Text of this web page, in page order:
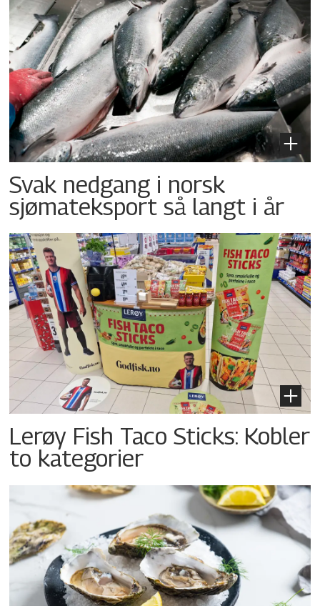
Svak nedgang i norsk
sjømateksport så langt i år
Lerøy Fish Taco Sticks: Kobler
to kategorier